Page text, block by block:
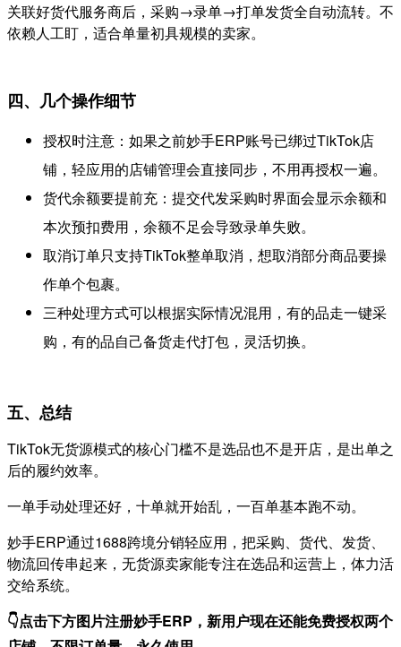
关联好货代服务商后，采购→录单→打单发货全自动流转。不
依赖人工盯，适合单量初具规模的卖家。
四、几个操作细节
授权时注意：如果之前妙手ERP账号已绑过TikTok店
铺，轻应用的店铺管理会直接同步，不用再授权一遍。
货代余额要提前充：提交代发采购时界面会显示余额和
本次预扣费用，余额不足会导致录单失败。
取消订单只支持TikTok整单取消，想取消部分商品要操
作单个包裹。
三种处理方式可以根据实际情况混用，有的品走一键采
购，有的品自己备货走代打包，灵活切换。
五、总结
TikTok无货源模式的核心门槛不是选品也不是开店，是出单之
后的履约效率。
一单手动处理还好，十单就开始乱，一百单基本跑不动。
妙手ERP通过1688跨境分销轻应用，把采购、货代、发货、
物流回传串起来，无货源卖家能专注在选品和运营上，体力活
交给系统。
👇点击下方图片注册妙手ERP， 新用户现在还能免费授权两个